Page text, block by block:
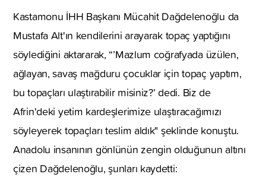
Kastamonu İHH Başkanı Mücahit Dağdelenoğlu da
Mustafa Alt'ın kendilerini arayarak topaç yaptığını
söylediğini aktararak, “’Mazlum coğrafyada üzülen,
ağlayan, savaş mağduru çocuklar için topaç yaptım,
bu topaçları ulaştırabilir misiniz?’ dedi. Biz de
Afrin'deki yetim kardeşlerimize ulaştıracağımızı
söyleyerek topaçları teslim aldık" şeklinde konuştu.
Anadolu insanının gönlünün zengin olduğunun altını
çizen Dağdelenoğlu, şunları kaydetti: